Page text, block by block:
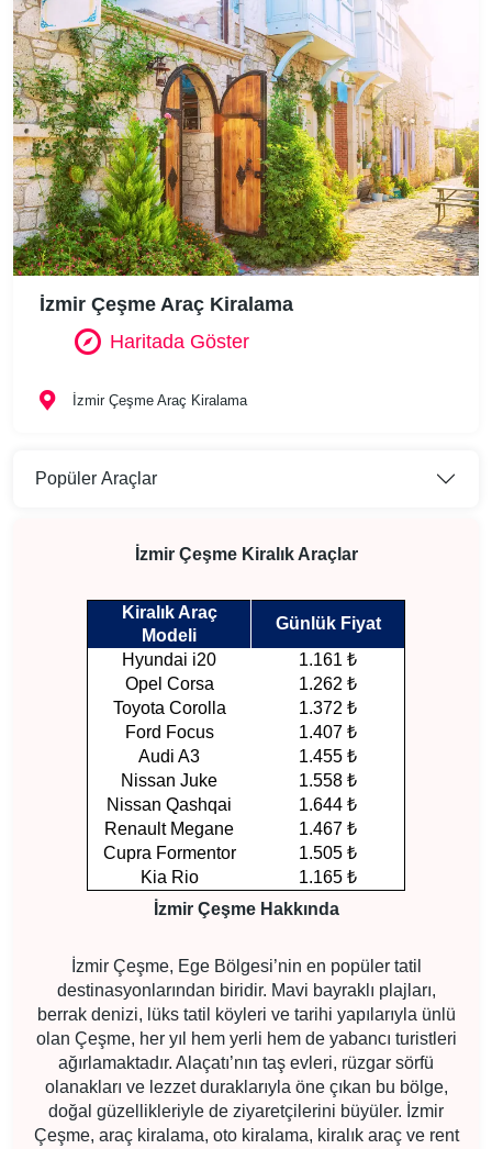
İzmir Çeşme Kiralık Araçlar
Kiralık Araç
Modeli
Günlük Fiyat
Hyundai i20
1.161 ₺
Opel Corsa
1.262 ₺
Toyota Corolla
1.372 ₺
Ford Focus
1.407 ₺
Audi A3
1.455 ₺
Nissan Juke
1.558 ₺
Nissan Qashqai
1.644 ₺
Renault Megane
1.467 ₺
Cupra Formentor
1.505 ₺
Kia Rio
1.165 ₺
İzmir Çeşme Hakkında
İzmir Çeşme, Ege Bölgesi’nin en popüler tatil
destinasyonlarından biridir. Mavi bayraklı plajları,
berrak denizi, lüks tatil köyleri ve tarihi yapılarıyla ünlü
olan Çeşme, her yıl hem yerli hem de yabancı turistleri
ağırlamaktadır. Alaçatı’nın taş evleri, rüzgar sörfü
olanakları ve lezzet duraklarıyla öne çıkan bu bölge,
doğal güzellikleriyle de ziyaretçilerini büyüler. İzmir
Çeşme, araç kiralama, oto kiralama, kiralık araç ve rent
İzmir Çeşme Araç Kiralama
Haritada Göster
İzmir Çeşme Araç Kiralama
Popüler Araçlar